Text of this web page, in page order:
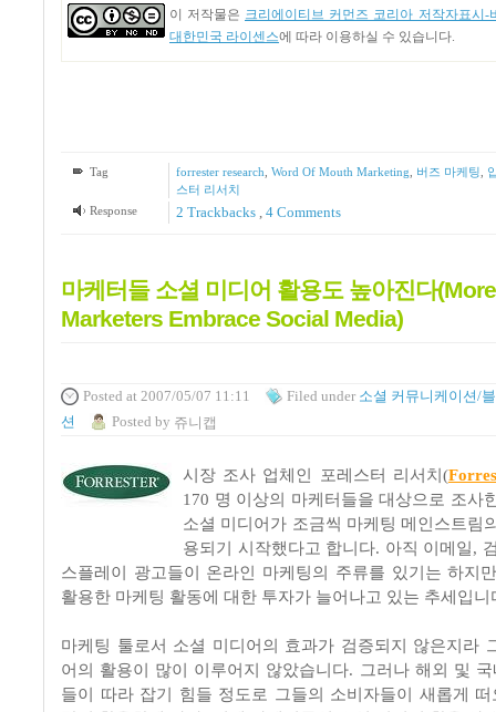
이 저작물은 크리에이티브 커먼즈 코리아 저작자표시-
대한민국 라이센스에 따라 이용하실 수 있습니다.
Tag forrester research Word Of Mouth Marketing 버즈 마케팅
스터 리서치
Response
2 Trackbacks , 4Comments
마케터들 소셜 미디어 활용도 높아진다
Marketers Embrace Social Media)
Posted at 2007/05/07 11:11 Filed under 소셜 커뮤니케이션/
션
Posted by 쥬니캡
시장 조사 업체인 포레스터 리서치(
170 명 이상의 마케터들을 대상으로 조사
소셜 미디어가 조금씩 마케팅 메인스트림
용되기 시작했다고 합니다. 아직 이메일,
스플레이 광고들이 온라인 마케팅의 주류를 있기는 하지
활용한 마케팅 활동에 대한 투자가 늘어나고 있는 추세입니
마케팅 툴로서 소셜 미디어의 효과가 검증되지 않은지라
어의 활용이 많이 이루어지 않았습니다. 그러나 해외 및
들이 따라 잡기 힘들 정도로 그들의 소비자들이 새롭게